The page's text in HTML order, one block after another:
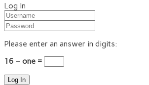
Log In
Please enter an answer in digits:
16 − one =